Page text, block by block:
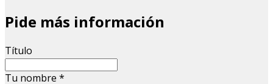
Pide más información
Título
Tu nombre *